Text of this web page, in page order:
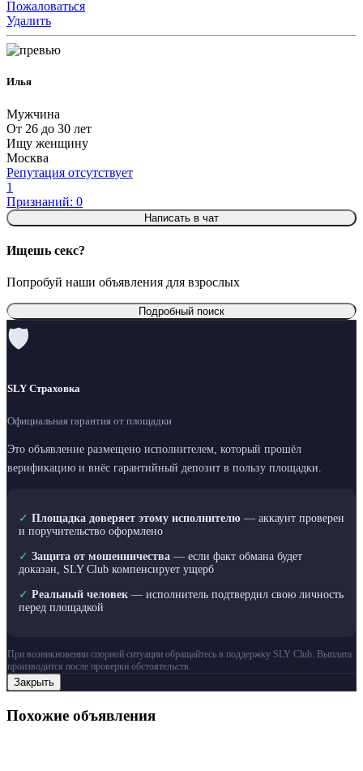
Пожаловаться
Удалить
Илья
Мужчина
От 26 до 30 лет
Ищу женщину
Москва
Репутация отсутствует
1
Признаний: 0
Написать в чат
Ищешь секс?
Попробуй наши объявления для взрослых
Подробный поиск
🛡
SLY Страховка
Официальная гарантия от площадки
Это объявление размещено исполнителем, который прошёл
верификацию и внёс гарантийный депозит в пользу площадки.
✓ Площадка доверяет этому исполнителю — аккаунт проверен
и поручительство оформлено
✓ Защита от мошенничества — если факт обмана будет
доказан, SLY Club компенсирует ущерб
✓ Реальный человек — исполнитель подтвердил свою личность
перед площадкой
При возникновении спорной ситуации обращайтесь в поддержку SLY Club. Выплата
производится после проверки обстоятельств.
Закрыть
Похожие объявления